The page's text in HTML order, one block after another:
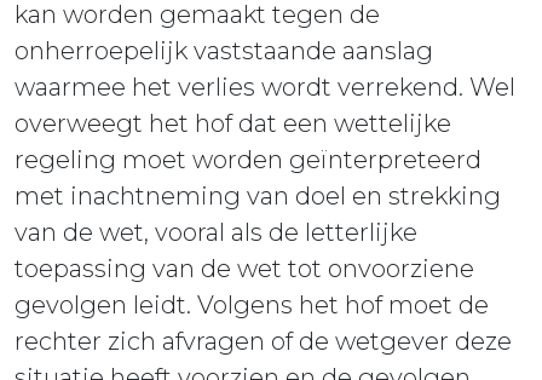
kan worden gemaakt tegen de
onherroepelijk vaststaande aanslag
waarmee het verlies wordt verrekend. Wel
overweegt het hof dat een wettelijke
regeling moet worden geïnterpreteerd
met inachtneming van doel en strekking
van de wet, vooral als de letterlijke
toepassing van de wet tot onvoorziene
gevolgen leidt. Volgens het hof moet de
rechter zich afvragen of de wetgever deze